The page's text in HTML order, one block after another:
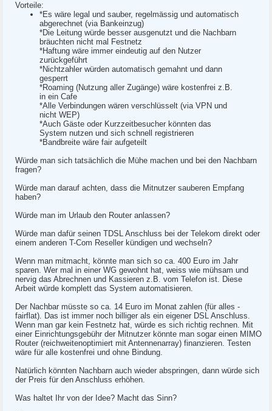
Vorteile:
*Es wäre legal und sauber, regelmässig und automatisch
abgerechnet (via Bankeinzug)
*Die Leitung würde besser ausgenutzt und die Nachbarn
bräuchten nicht mal Festnetz
*Haftung wäre immer eindeutig auf den Nutzer
zurückgeführt
*Nichtzahler würden automatisch gemahnt und dann
gesperrt
*Roaming (Nutzung aller Zugänge) wäre kostenfrei z.B.
in ein Cafe
*Alle Verbindungen wären verschlüsselt (via VPN und
nicht WEP)
*Auch Gäste oder Kurzzeitbesucher könnten das
System nutzen und sich schnell registrieren
*Bandbreite wäre fair aufgeteilt
Würde man sich tatsächlich die Mühe machen und bei den Nachbarn
fragen?
Würde man darauf achten, dass die Mitnutzer sauberen Empfang
haben?
Würde man im Urlaub den Router anlassen?
Würde man dafür seinen TDSL Anschluss bei der Telekom direkt oder
einem anderen T-Com Reseller kündigen und wechseln?
Wenn man mitmacht, könnte man sich so ca. 400 Euro im Jahr
sparen. Wer mal in einer WG gewohnt hat, weiss wie mühsam und
nervig das Abrechnen und Kassieren z.B. vom Telefon ist. Diese
Arbeit würde komplett das System automatisieren.
Der Nachbar müsste so ca. 14 Euro im Monat zahlen (für alles -
fairflat). Das ist immer noch billiger als ein eigener DSL Anschluss.
Wenn man gar kein Festnetz hat, würde es sich richtig rechnen. Mit
einer Einrichtungsgebühr der Mitnutzer könnte man sogar einen MIMO
Router (reichweitenoptimiert mit Antennenarray) finanzieren. Testen
wäre für alle kostenfrei und ohne Bindung.
Natürlich könnten Nachbarn auch wieder abspringen, dann würde sich
der Preis für den Anschluss erhöhen.
Was haltet Ihr von der Idee? Macht das Sinn?